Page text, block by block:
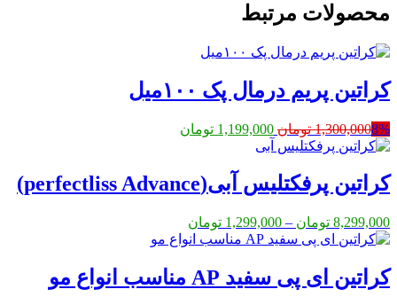
(W1)
محصولات مرتبط
کراتین پریم درمال پک ۱۰۰میل
8%
1,300,000 تومان قیمت
اصلی:
بود.
1,199,000 تومان
کراتین پرفکتلیس آبی(perfectliss Advance)
8,299,000 تومان –
1,299,000 تومان
range:
through
8,299,000 تومان
کراتین ای پی سفید AP مناسب انواع مو